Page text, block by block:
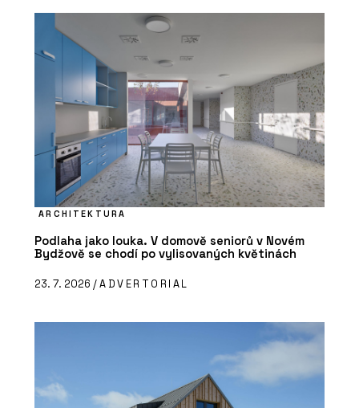
ARCHITEKTURA
Podlaha jako louka. V domově seniorů v Novém
Bydžově se chodí po vylisovaných květinách
23. 7. 2026 /ADVERTORIAL